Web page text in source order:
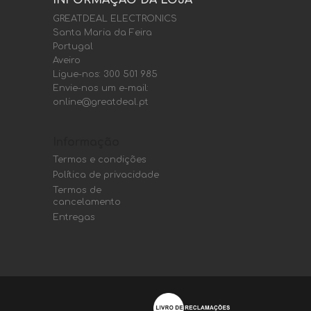
GREATDEAL ELECTRONICS
Santa Maria da Feira
Portugal
Aveiro
Ligue-nos: 300 501 985
Envie-nos um e-mail:
online@greatdeal.pt
Termos e condições
Política de privacidade
Termos de
cancelamento
Entregas